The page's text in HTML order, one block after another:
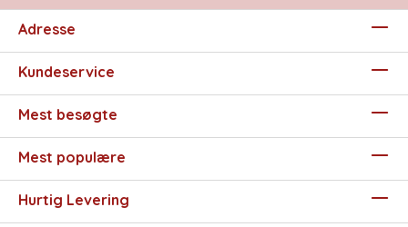
Adresse
Kundeservice
Mest besøgte
Mest populære
Hurtig Levering